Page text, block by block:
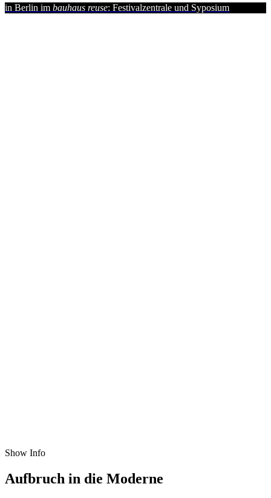
in Berlin im bauhaus reuse: Festivalzentrale und Syposium
Show Info
Aufbruch in die Moderne